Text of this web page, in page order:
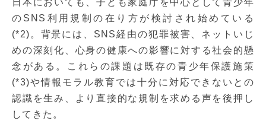
日本においても、子ども家庭庁を中心として青少年
のSNS利用規制の在り方が検討され始めている
(*2)。背景には、SNS経由の犯罪被害、ネットいじ
めの深刻化、心身の健康への影響に対する社会的懸
念がある。これらの課題は既存の青少年保護施策
(*3)や情報モラル教育では十分に対応できないとの
認識を生み、より直接的な規制を求める声を後押し
してきた。